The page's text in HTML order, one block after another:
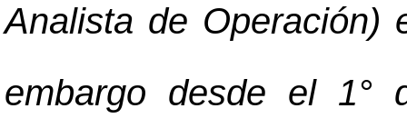
Analista de Operación)
embargo desde el 1°